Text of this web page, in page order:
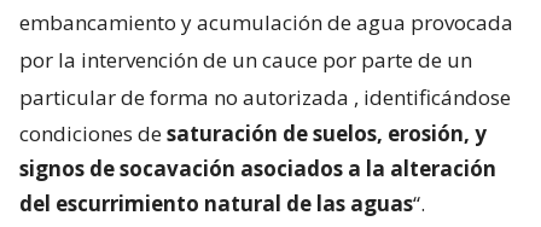
embancamiento y acumulación de agua provocada
por la intervención de un cauce por parte de un
particular de forma no autorizada , identificándose
condiciones desaturación de suelos, erosión, y
signos de socavación asociados a la alteración
del escurrimiento natural de las aguas“.